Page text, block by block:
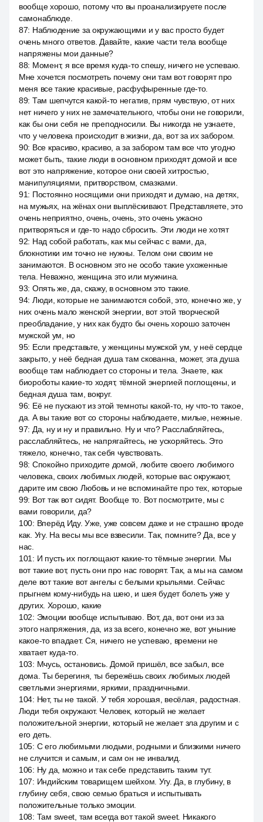
вообще хорошо, потому что вы проанализируете после
самонаблюде.
87: Наблюдение за окружающими и у вас просто будет
очень много ответов. Давайте, какие части тела вообще
напряжены мои данные?
88: Момент, я все время куда-то спешу, ничего не успеваю.
Мне хочется посмотреть почему они там вот говорят про
меня все такие красивые, расфуфыренные где-то.
89: Там шепчутся какой-то негатив, прям чувствую, от них
нет ничего у них не замечательного, чтобы они не говорили,
как бы они себя не преподносили. Вы никогда не узнаете,
что у человека происходит в жизни, да, вот за их забором.
90: Все красиво, красиво, а за забором там все что угодно
может быть, такие люди в основном приходят домой и все
вот это напряжение, которое они своей хитростью,
манипуляциями, притворством, смазками.
91: Постоянно носящими они приходят и думаю, на детях,
на мужьях, на жёнах они выплёскивают. Представляете, это
очень неприятно, очень, очень, это очень ужасно
притворяться и где-то надо сбросить. Эти люди не хотят
92: Над собой работать, как мы сейчас с вами, да,
блокнотики им точно не нужны. Телом они своим не
занимаются. В основном это не особо такие ухоженные
тела. Неважно, женщина это или мужчина.
93: Опять же, да, скажу, в основном это такие.
94: Люди, которые не занимаются собой, это, конечно же, у
них очень мало женской энергии, вот этой творческой
преобладание, у них как будто бы очень хорошо заточен
мужской ум, но
95: Если представьте, у женщины мужской ум, у неё сердце
закрыто, у неё бедная душа там скованна, может, эта душа
вообще там наблюдает со стороны и тела. Знаете, как
биороботы какие-то ходят, тёмной энергией поглощены, и
бедная душа там, вокруг.
96: Её не пускают из этой темноты какой-то, ну что-то такое,
да. А вы такие вот со стороны наблюдаете, милые, нежные.
97: Да, ну и ну и правильно. Ну и что? Расслабляйтесь,
расслабляйтесь, не напрягайтесь, не ускоряйтесь. Это
тяжело, конечно, так себя чувствовать.
98: Спокойно приходите домой, любите своего любимого
человека, своих любимых людей, которые вас окружают,
дарите им свою Любовь и не вспоминайте про тех, которые
99: Вот так вот сидят. Вообще то. Вот посмотрите, мы с
вами говорили, да?
100: Вперёд Иду. Уже, уже совсем даже и не страшно вроде
как. Угу. На весы мы все взвесили. Так, помните? Да, все у
нас.
101 : И пусть их поглощают какие-то тёмные энергии. Мы
вот такие вот, пусть они про нас говорят. Так, а мы на самом
деле вот такие вот ангелы с белыми крыльями. Сейчас
прыгнем кому-нибудь на шею, и шея будет болеть уже у
других. Хорошо, какие
102: Эмоции вообще испытываю. Вот, да, вот они из за
этого напряжения, да, из за всего, конечно же, вот уныние
какое-то впадает. Ся, ничего не успеваю, времени не
хватает куда-то.
103: Мчусь, остановись. Домой пришёл, все забыл, все
дома. Ты берегиня, ты бережёшь своих любимых людей
светлыми энергиями, яркими, праздничными.
104: Нет, ты не такой. У тебя хорошая, весёлая, радостная.
Люди тебя окружают. Человек, который не желает
положительной энергии, который не желает зла другим и с
его деть.
105: С его любимыми людьми, родными и близкими ничего
не случится и самым, и сам он не инвалид.
106: Ну да, можно и так себе представить таким тут.
107: Индийским товарищем шейхом. Угу. Да, в глубину, в
глубину себя, свою семью браться и испытывать
положительные только эмоции.
108: Там sweet, там всегда вот такой sweet. Никакого